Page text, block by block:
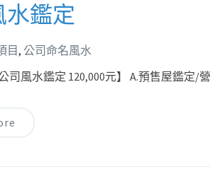
水鑑定
目 , 公司命名風水
公司風水鑑定 120,000元】 A.預售屋鑑